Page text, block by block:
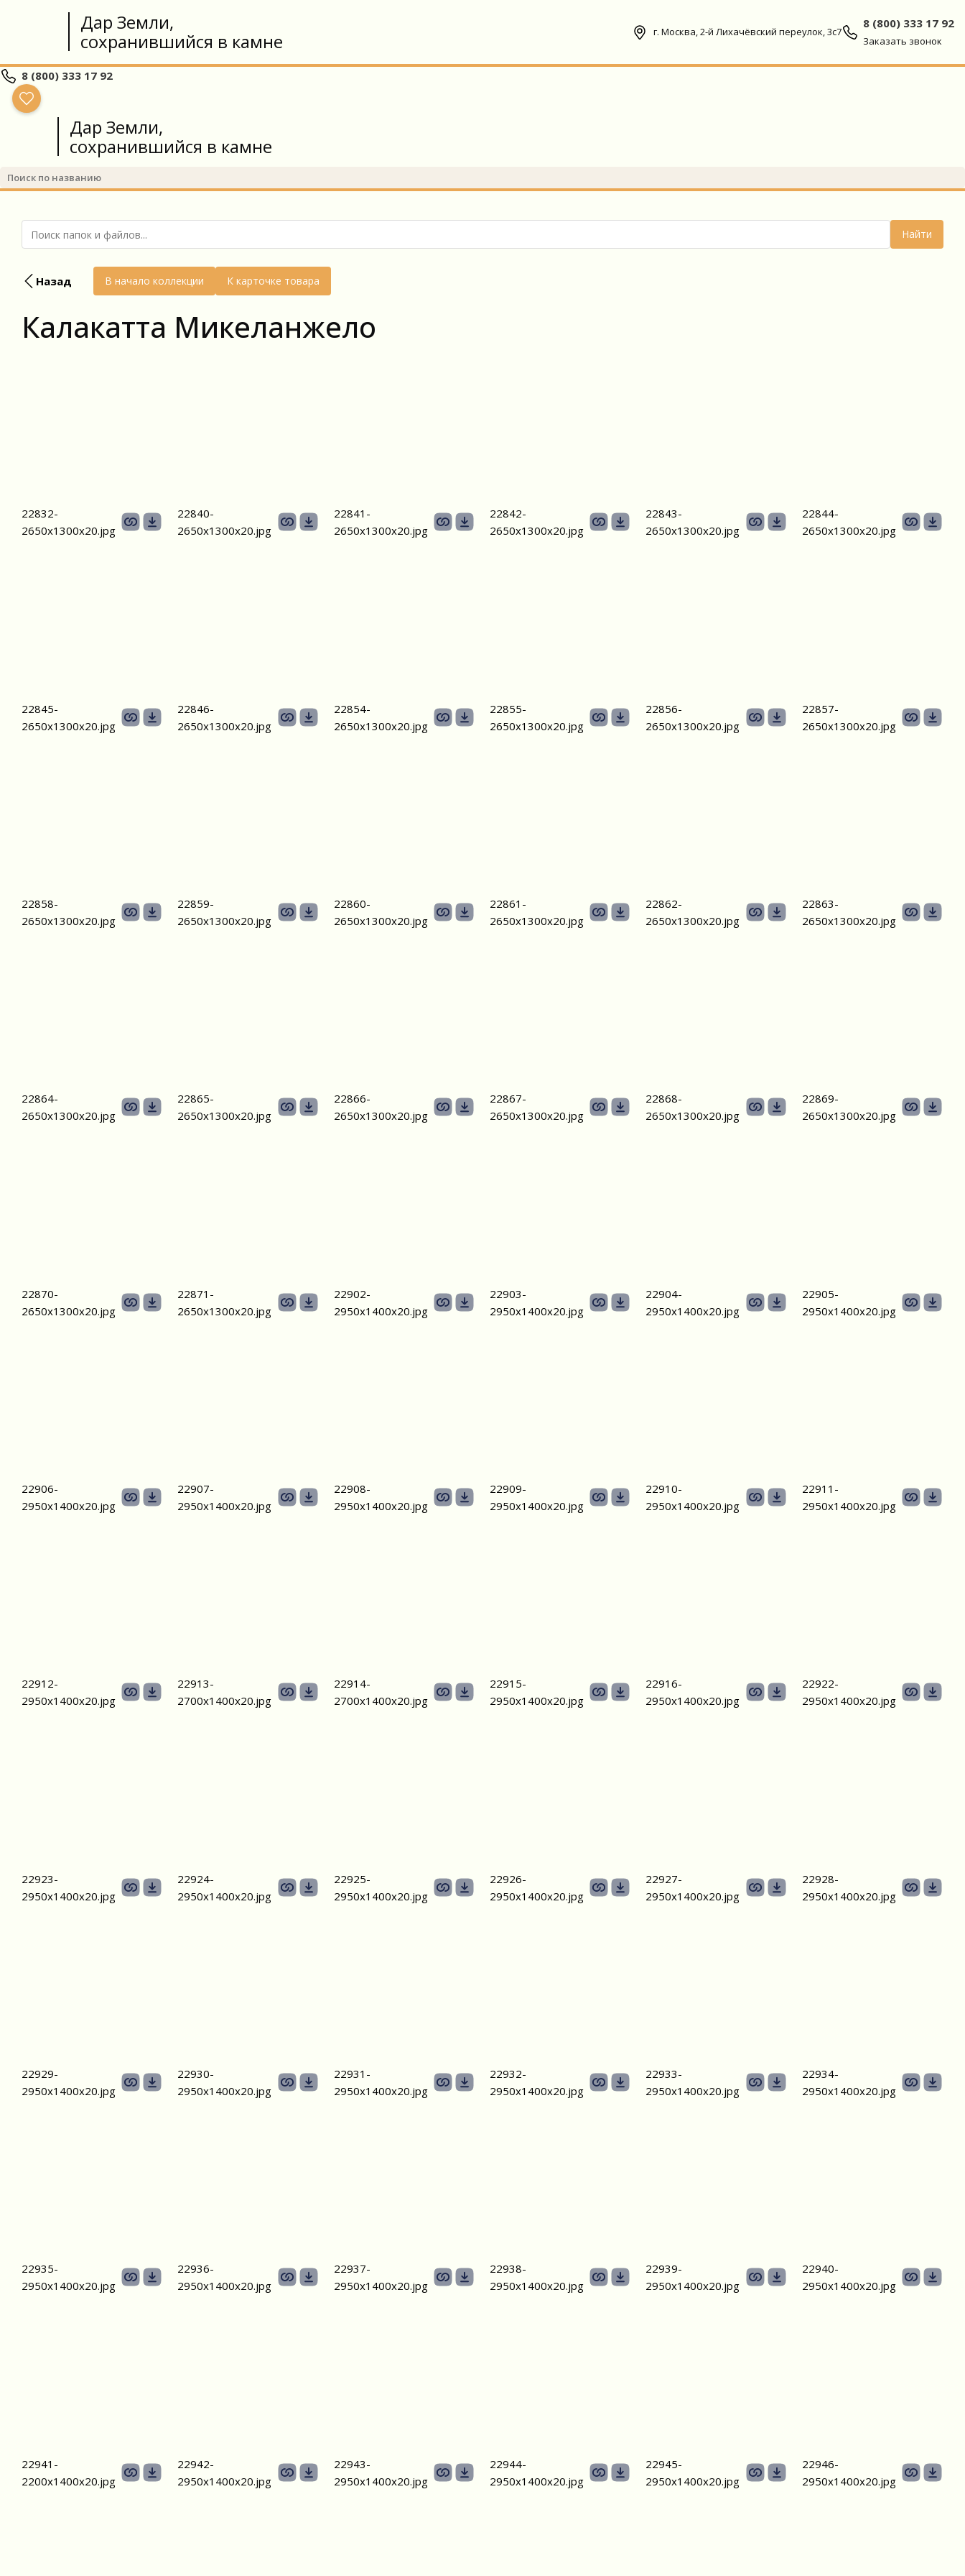
Дар Земли,
сохранившийся в камне
г. Москва, 2-й Лихачёвский переулок, 3с7
8 (800) 333 17 92
Заказать звонок
8 (800) 333 17 92
Дар Земли,
сохранившийся в камне
Найти
Назад В начало коллекции К карточке товара
Калакатта Микеланжело
22832-
2650х1300x20.jpg
22840-
2650х1300x20.jpg
22841-
2650х1300x20.jpg
22842-
2650х1300x20.jpg
22843-
2650х1300x20.jpg
22844-
2650х1300x20.jpg
22845-
2650х1300x20.jpg
22846-
2650х1300x20.jpg
22854-
2650х1300x20.jpg
22855-
2650х1300x20.jpg
22856-
2650х1300x20.jpg
22857-
2650х1300x20.jpg
22858-
2650х1300x20.jpg
22859-
2650х1300x20.jpg
22860-
2650х1300x20.jpg
22861-
2650х1300x20.jpg
22862-
2650х1300x20.jpg
22863-
2650х1300x20.jpg
22864-
2650х1300x20.jpg
22865-
2650х1300x20.jpg
22866-
2650х1300x20.jpg
22867-
2650х1300x20.jpg
22868-
2650х1300x20.jpg
22869-
2650х1300x20.jpg
22870-
2650х1300x20.jpg
22871-
2650х1300x20.jpg
22902-
2950х1400x20.jpg
22903-
2950х1400x20.jpg
22904-
2950х1400x20.jpg
22905-
2950х1400x20.jpg
22906-
2950х1400x20.jpg
22907-
2950х1400x20.jpg
22908-
2950х1400x20.jpg
22909-
2950х1400x20.jpg
22910-
2950х1400x20.jpg
22911-
2950х1400x20.jpg
22912-
2950х1400x20.jpg
22913-
2700х1400x20.jpg
22914-
2700х1400x20.jpg
22915-
2950х1400x20.jpg
22916-
2950х1400x20.jpg
22922-
2950х1400x20.jpg
22923-
2950х1400x20.jpg
22924-
2950х1400x20.jpg
22925-
2950х1400x20.jpg
22926-
2950х1400x20.jpg
22927-
2950х1400x20.jpg
22928-
2950х1400x20.jpg
22929-
2950х1400x20.jpg
22930-
2950х1400x20.jpg
22931-
2950х1400x20.jpg
22932-
2950х1400x20.jpg
22933-
2950х1400x20.jpg
22934-
2950х1400x20.jpg
22935-
2950х1400x20.jpg
22936-
2950х1400x20.jpg
22937-
2950х1400x20.jpg
22938-
2950х1400x20.jpg
22939-
2950х1400x20.jpg
22940-
2950х1400x20.jpg
22941-
2200х1400x20.jpg
22942-
2950х1400x20.jpg
22943-
2950х1400x20.jpg
22944-
2950х1400x20.jpg
22945-
2950х1400x20.jpg
22946-
2950х1400x20.jpg